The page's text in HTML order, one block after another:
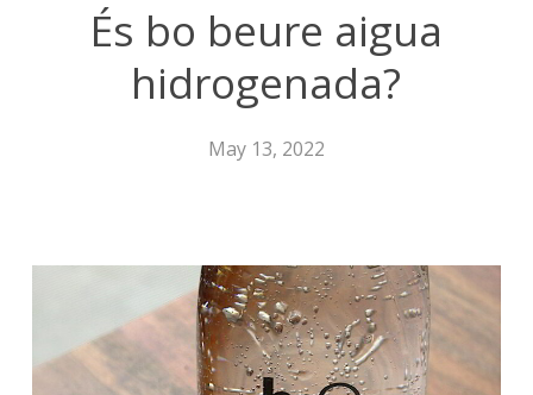
És bo beure aigua
hidrogenada?
May 13, 2022